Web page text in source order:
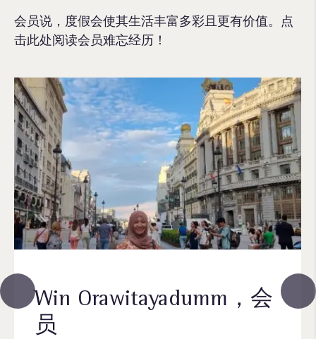
Win Orawitayadumm，会
员
会员说，度假会使其生活丰富多彩且更有价值。点
击此处阅读会员难忘经历！